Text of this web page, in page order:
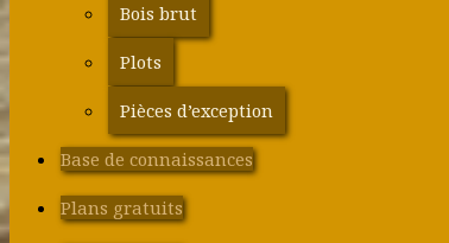
Bois brut
Plots
Pièces d’exception
Base de connaissances
Plans gratuits